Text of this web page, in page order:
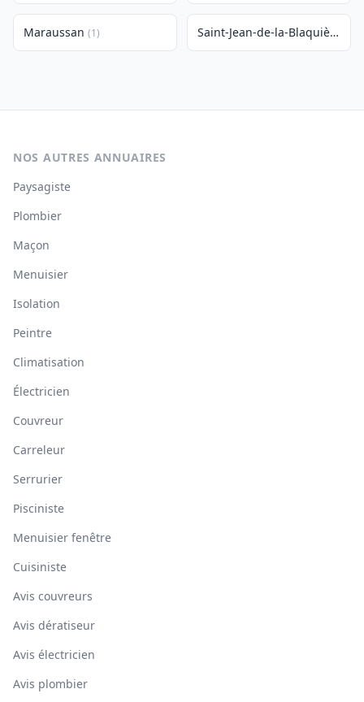
Maraussan (1) Saint-Jean-de-la-Blaquière
NOS AUTRES ANNUAIRES
Paysagiste
Plombier
Maçon
Menuisier
Isolation
Peintre
Climatisation
Électricien
Couvreur
Carreleur
Serrurier
Pisciniste
Menuisier fenêtre
Cuisiniste
Avis couvreurs
Avis dératiseur
Avis électricien
Avis plombier